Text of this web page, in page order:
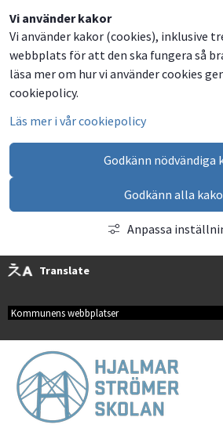
Vi använder kakor
Vi använder kakor (cookies), inklusive
webbplats för att den ska fungera så
läsa mer om hur vi använder cookies
cookiepolicy.
Läs mer i vår cookiepolicy
Godkänn nödvändiga
Godkänn alla
Anpassa
Translate
Kommunala webbplatser
Dela
på
Facebook
Dela
på
Twitter
Dela
på
LinkedIn
Dela
via
email